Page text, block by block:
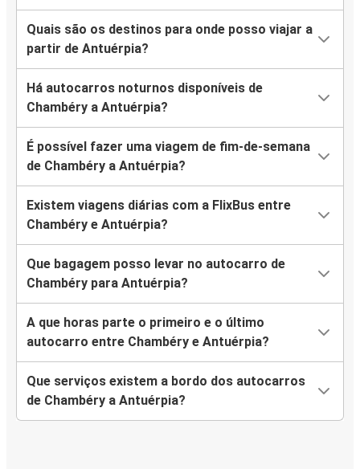
Quais são os destinos para onde posso viajar a
partir de Antuérpia?
Há autocarros noturnos disponíveis de
Chambéry a Antuérpia?
É possível fazer uma viagem de fim-de-semana
de Chambéry a Antuérpia?
Existem viagens diárias com a FlixBus entre
Chambéry e Antuérpia?
Que bagagem posso levar no autocarro de
Chambéry para Antuérpia?
A que horas parte o primeiro e o último
autocarro entre Chambéry e Antuérpia?
Que serviços existem a bordo dos autocarros
de Chambéry a Antuérpia?